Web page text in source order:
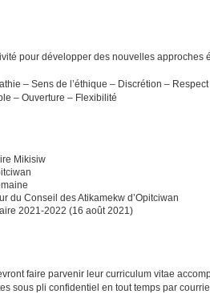
pour développer des nouvelles approches
– Sens de l’éthique – Discrétion –
– Ouverture – Flexibilité
Mikisiw
du Conseil des Atikamekw d’Opitciwan
2021-2022 (16 août 2021)
faire parvenir leur curriculum vitae
sous pli confidentiel en tout temps par